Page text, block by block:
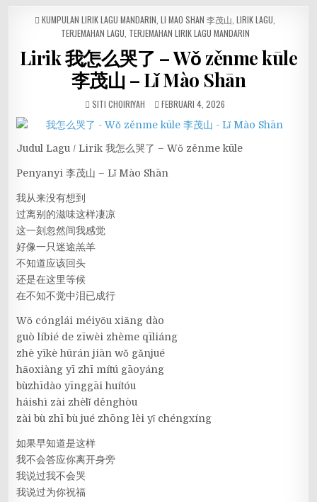
POSTED
KUMPULAN LIRIK LAGU MANDARIN LI MAO SHAN 李茂山 LIRIK LAGU
TERJEMAHAN LAGU TERJEMAHAN LIRIK LAGU MANDARIN
Lirik 我怎么哭了 – Wǒ zěnme kūle
李茂山 – Lǐ Mào Shān
SITI CHOIRIYAH FEBRUARI 4, 2026
Judul Lagu / Lirik 我怎么哭了 – Wǒ zěnme kūle
Penyanyi 李茂山 – Lǐ Mào Shān
我从来没有想到
过离别的滋味这样凄凉
这一刻忽然间我感觉
好像一只迷途羔羊
不知道应该回头
还是在这里等候
在不知不觉中泪已成行
Wǒ cónglái méiyǒu xiǎng dào
guò líbié de zīwèi zhème qīliáng
zhè yīkè hūrán jiān wǒ gǎnjué
hǎoxiàng yī zhī mítú gāoyáng
bùzhīdào yīnggāi huítóu
háishì zài zhèlǐ děnghòu
zài bù zhī bù jué zhōng lèi yǐ chéngxíng
如果早知道是这样
我不会答应你离开身旁
我说过我不会哭
我说过为你祝福